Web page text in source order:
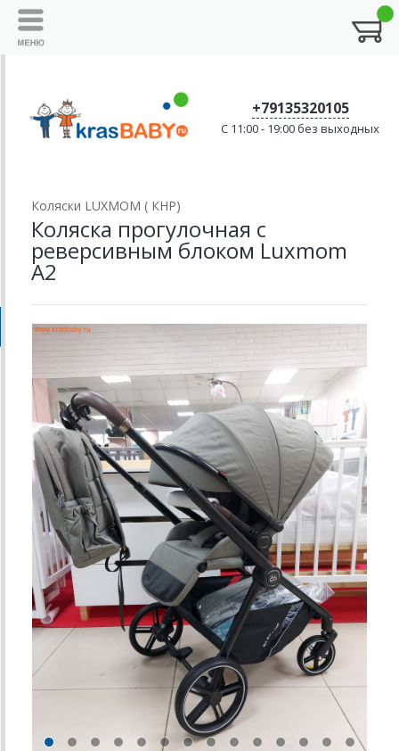
+79135320105
C 11:00 - 19:00 без выходных
Коляски LUXMOM ( КНР)
Коляска прогулочная с
реверсивным блоком Luxmom
A2